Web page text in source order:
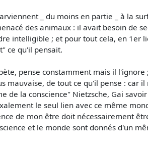
_ du moins en partie _ à la
des animaux : il avait besoin de
intelligible ; et pour tout cela, en 1er
ce qu'il pensait.
pense constamment mais il
de tout ce qu'il pense : car
de la conscience" Nietzsche, Gai
le seul lien avec ce même
de mon être doit nécessairement
et le monde sont donnés d'un